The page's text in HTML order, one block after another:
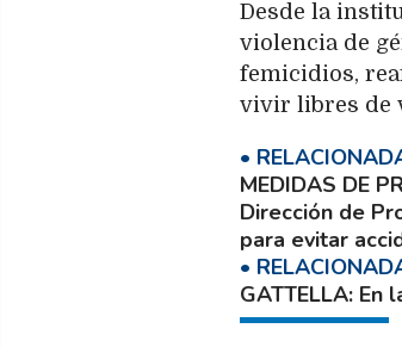
Desde la
violencia de
femicidios,
vivir libres de
MEDIDAS DE
Dirección de
para evitar
GATTELLA En